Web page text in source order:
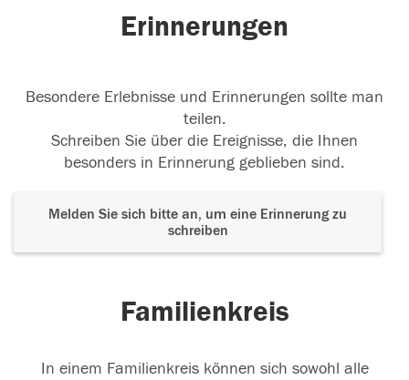
Erinnerungen
Besondere Erlebnisse und Erinnerungen sollte man
teilen.
Schreiben Sie über die Ereignisse, die Ihnen
besonders in Erinnerung geblieben sind.
Melden Sie sich bitte an, um eine Erinnerung zu
schreiben
Familienkreis
In einem Familienkreis können sich sowohl alle